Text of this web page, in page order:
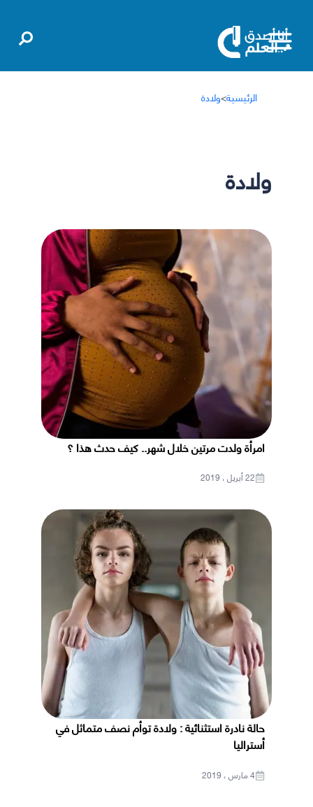
الرئيسية>ولادة
ولادة
امرأة ولدت مرتين خلال شهر.. كيف حدث هذا ؟
22 أبريل ، 2019
حالة نادرة استثنائية : ولادة توأم نصف متماثل في
أستراليا
4 مارس ، 2019